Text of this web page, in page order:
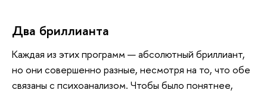
Два бриллианта
Каждая из этих программ — абсолютный бриллиант,
но они совершенно разные, несмотря на то, что обе
связаны с психоанализом. Чтобы было понятнее,